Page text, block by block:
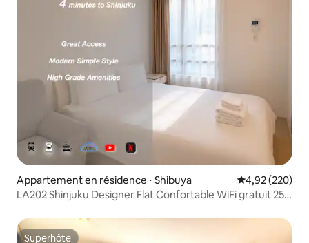
Appartement en résidence ⋅ Shibuya Évaluation
4,92 (220)
LA202 Shinjuku Designer Flat Confortable WiFi gratuit 25
Superhôte